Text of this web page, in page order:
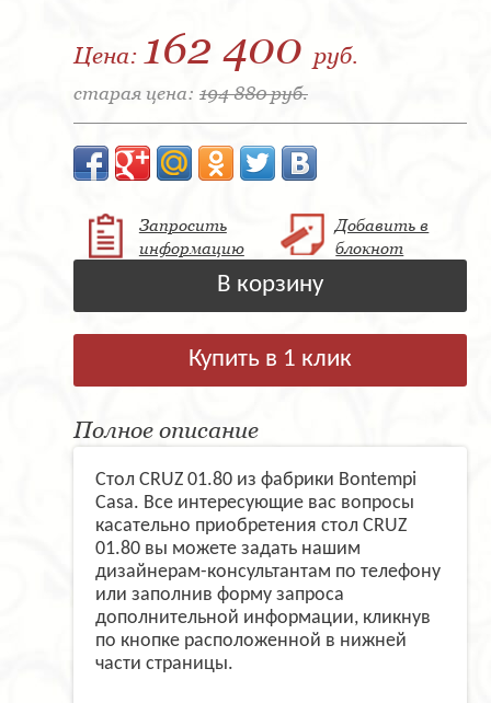
Цена: 162 400 руб.
старая цена: 194 880 руб.
Запросить
информацию
Добавить в
блокнот
В корзину
Купить в 1 клик
Полное описание
Стол CRUZ 01.80 из фабрики Bontempi
Casa. Все интересующие вас вопросы
касательно приобретения стол CRUZ
01.80 вы можете задать нашим
дизайнерам-консультантам по телефону
или заполнив форму запроса
дополнительной информации, кликнув
по кнопке расположенной в нижней
части страницы.